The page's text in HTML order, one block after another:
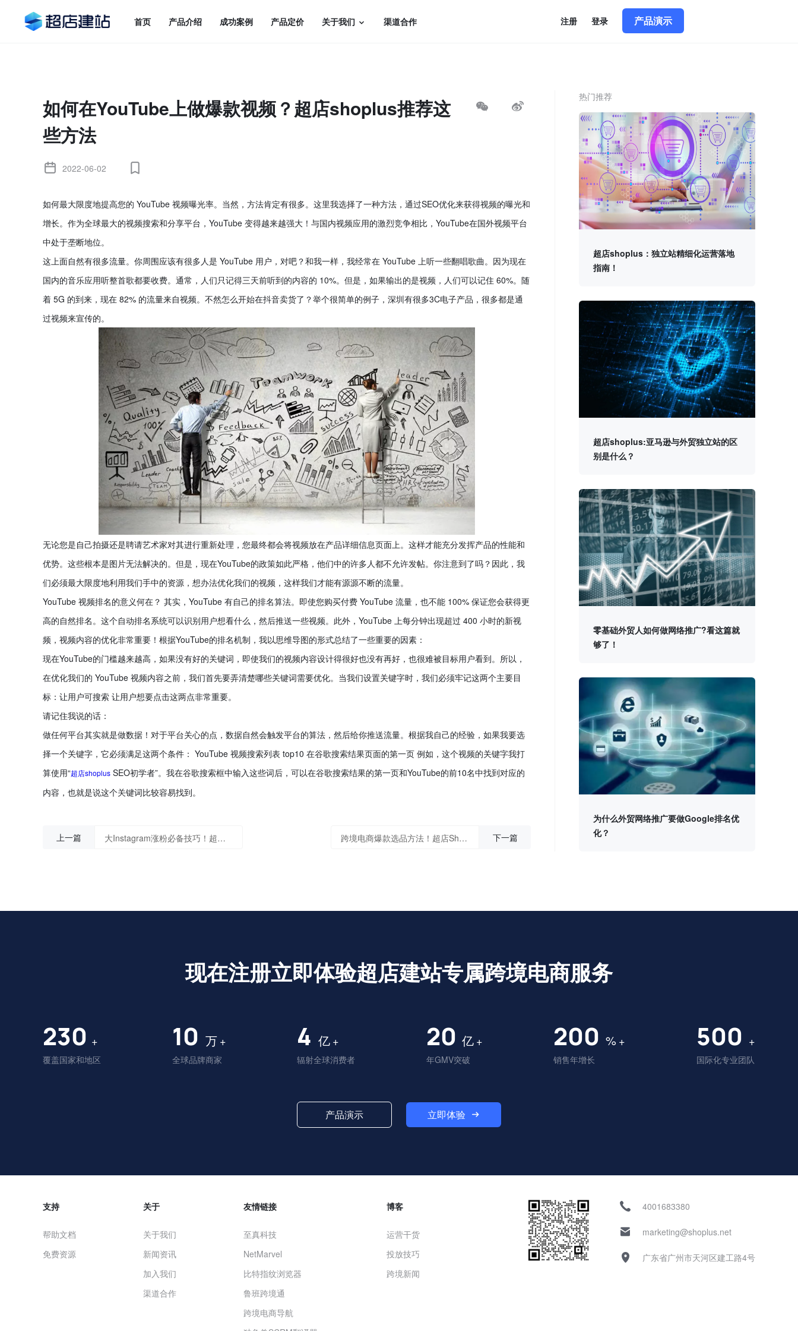
首页 产品介绍 成功案例 产品定价 关于我们 渠道合作 注册 登录 产品演示
如何在YouTube上做爆款视频？超店shoplus推荐这
些方法
2022-06-02
如何最大限度地提高您的 YouTube 视频曝光率。当然，方法肯定有很多。这里我选择了一种方法，通过SEO优化来获得视频的曝光和
增长。作为全球最大的视频搜索和分享平台，YouTube 变得越来越强大！与国内视频应用的激烈竞争相比，YouTube在国外视频平台
中处于垄断地位。
这上面自然有很多流量。你周围应该有很多人是 YouTube 用户，对吧？和我一样，我经常在 YouTube 上听一些翻唱歌曲。因为现在
国内的音乐应用听整首歌都要收费。通常，人们只记得三天前听到的内容的 10%。但是，如果输出的是视频，人们可以记住 60%。随
着 5G 的到来，现在 82% 的流量来自视频。不然怎么开始在抖音卖货了？举个很简单的例子，深圳有很多3C电子产品，很多都是通
过视频来宣传的。
无论您是自己拍摄还是聘请艺术家对其进行重新处理，您最终都会将视频放在产品详细信息页面上。这样才能充分发挥产品的性能和
优势。这些根本是图片无法解决的。但是，现在YouTube的政策如此严格，他们中的许多人都不允许发帖。你注意到了吗？因此，我
们必须最大限度地利用我们手中的资源，想办法优化我们的视频，这样我们才能有源源不断的流量。
YouTube 视频排名的意义何在？ 其实，YouTube 有自己的排名算法。即使您购买付费 YouTube 流量，也不能 100% 保证您会获得更
高的自然排名。这个自动排名系统可以识别用户想看什么，然后推送一些视频。此外，YouTube 上每分钟出现超过 400 小时的新视
频，视频内容的优化非常重要！根据YouTube的排名机制，我以思维导图的形式总结了一些重要的因素：
现在YouTube的门槛越来越高，如果没有好的关键词，即使我们的视频内容设计得很好也没有再好，也很难被目标用户看到。所以，
在优化我们的 YouTube 视频内容之前，我们首先要弄清楚哪些关键词需要优化。当我们设置关键字时，我们必须牢记这两个主要目
标：让用户可搜索 让用户想要点击这两点非常重要。
请记住我说的话：
做任何平台其实就是做数据！对于平台关心的点，数据自然会触发平台的算法，然后给你推送流量。根据我自己的经验，如果我要选
择一个关键字，它必须满足这两个条件： YouTube 视频搜索列表 top10 在谷歌搜索结果页面的第一页 例如，这个视频的关键字我打
算使用“超店shoplus SEO初学者”。我在谷歌搜索框中输入这些词后，可以在谷歌搜索结果的第一页和YouTube的前10名中找到对应的
内容，也就是说这个关键词比较容易找到。
上一篇 大Instagram涨粉必备技巧！超店shoplus独家分享 跨境电商爆款选品方法！超店Shoplus独家分享 下一篇
热门推荐
超店shoplus：独立站精细化运营落地
指南！
超店shoplus:亚马逊与外贸独立站的区
别是什么？
零基础外贸人如何做网络推广?看这篇就
够了！
为什么外贸网络推广要做Google排名优
化？
现在注册立即体验超店建站专属跨境电商服务
230 +
覆盖国家和地区
10 万 +
全球品牌商家
4 亿+
辐射全球消费者
20 亿 +
年GMV突破
200 % +
销售年增长
500 +
国际化专业团队
产品演示 立即体验
支持
帮助文档
免费资源
关于
关于我们
新闻资讯
加入我们
渠道合作
友情链接
至真科技
NetMarvel
比特指纹浏览器
鲁班跨境通
跨境电商导航
博客
运营干货
投放技巧
跨境新闻
4001683380
marketing@shoplus.net
广东省广州市天河区建工路4号